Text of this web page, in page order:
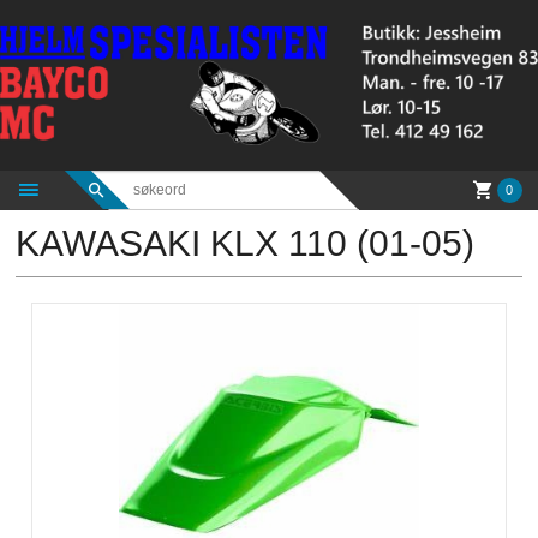
til
innholdet
0
KAWASAKI KLX 110 (01-05)